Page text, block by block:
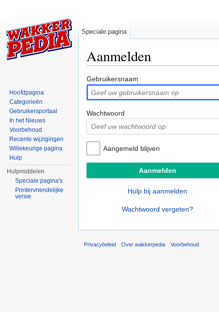
Aanmelden
Gebruikersnaam
Wachtwoord
Aangemeld blijven
Hulp bij aanmelden
Wachtwoord vergeten?
Speciale pagina
Hoofdpagina
Categorieën
Gebruikersportaal
In het Nieuws
Voorbehoud
Recente wijzigingen
Willekeurige pagina
Hulp
Hulpmiddelen
Speciale pagina's
Printervriendelijke
versie
Privacybeleid Over wakkerpedia Voorbehoud